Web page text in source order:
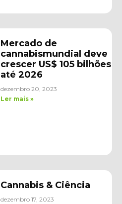
Mercado de
cannabismundial deve
crescer US$ 105 bilhões
até 2026
dezembro 20, 2023
Ler mais »
Cannabis & Ciência
dezembro 17, 2023